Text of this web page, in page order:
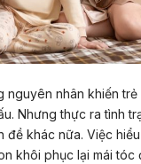
nguyên nhân khiến
Nhưng thực ra tình
đề khác nữa. Việc
khôi phục lại mái tóc